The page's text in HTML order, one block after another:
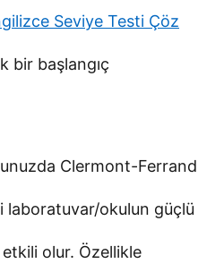
Seviye Testi Çöz
bir başlangıç
Clermont-Ferrand
laboratuvar/okulun güçlü
olur. Özellikle